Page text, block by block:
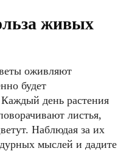
живых
оживляют
будет
Каждый день растения
листья,
Наблюдая за их
мыслей и дадите